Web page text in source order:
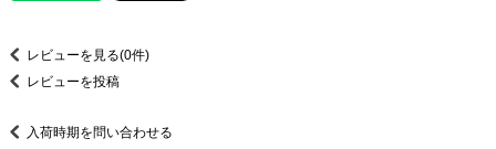
レビューを見る(0件)
レビューを投稿
入荷時期を問い合わせる